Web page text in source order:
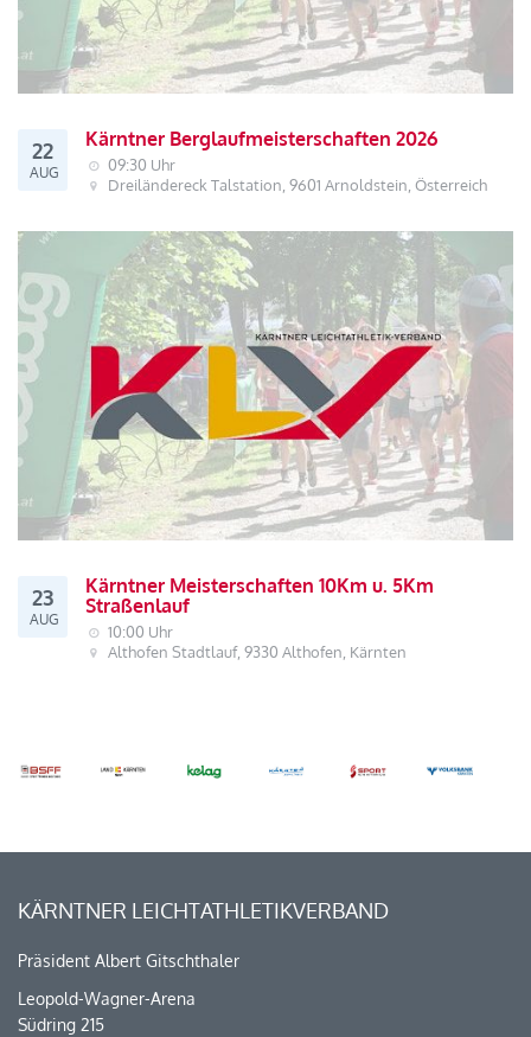
22
AUG
Kärntner Berglaufmeisterschaften 2026
09:30 Uhr
Dreiländereck Talstation, 9601 Arnoldstein, Österreich
23
AUG
Kärntner Meisterschaften 10Km u. 5Km
Straßenlauf
10:00 Uhr
Althofen Stadtlauf, 9330 Althofen, Kärnten
KÄRNTNER LEICHTATHLETIKVERBAND
Präsident Albert Gitschthaler
Leopold-Wagner-Arena
Südring 215